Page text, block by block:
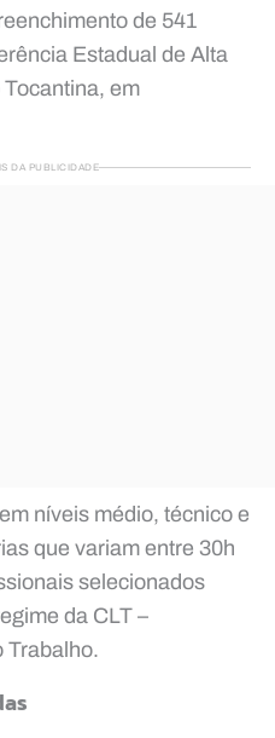
de 541
Estadual de Alta
em
DA PUBLICIDADE
níveis médio, técnico e
que variam entre 30h
selecionados
da CLT –
Trabalho.